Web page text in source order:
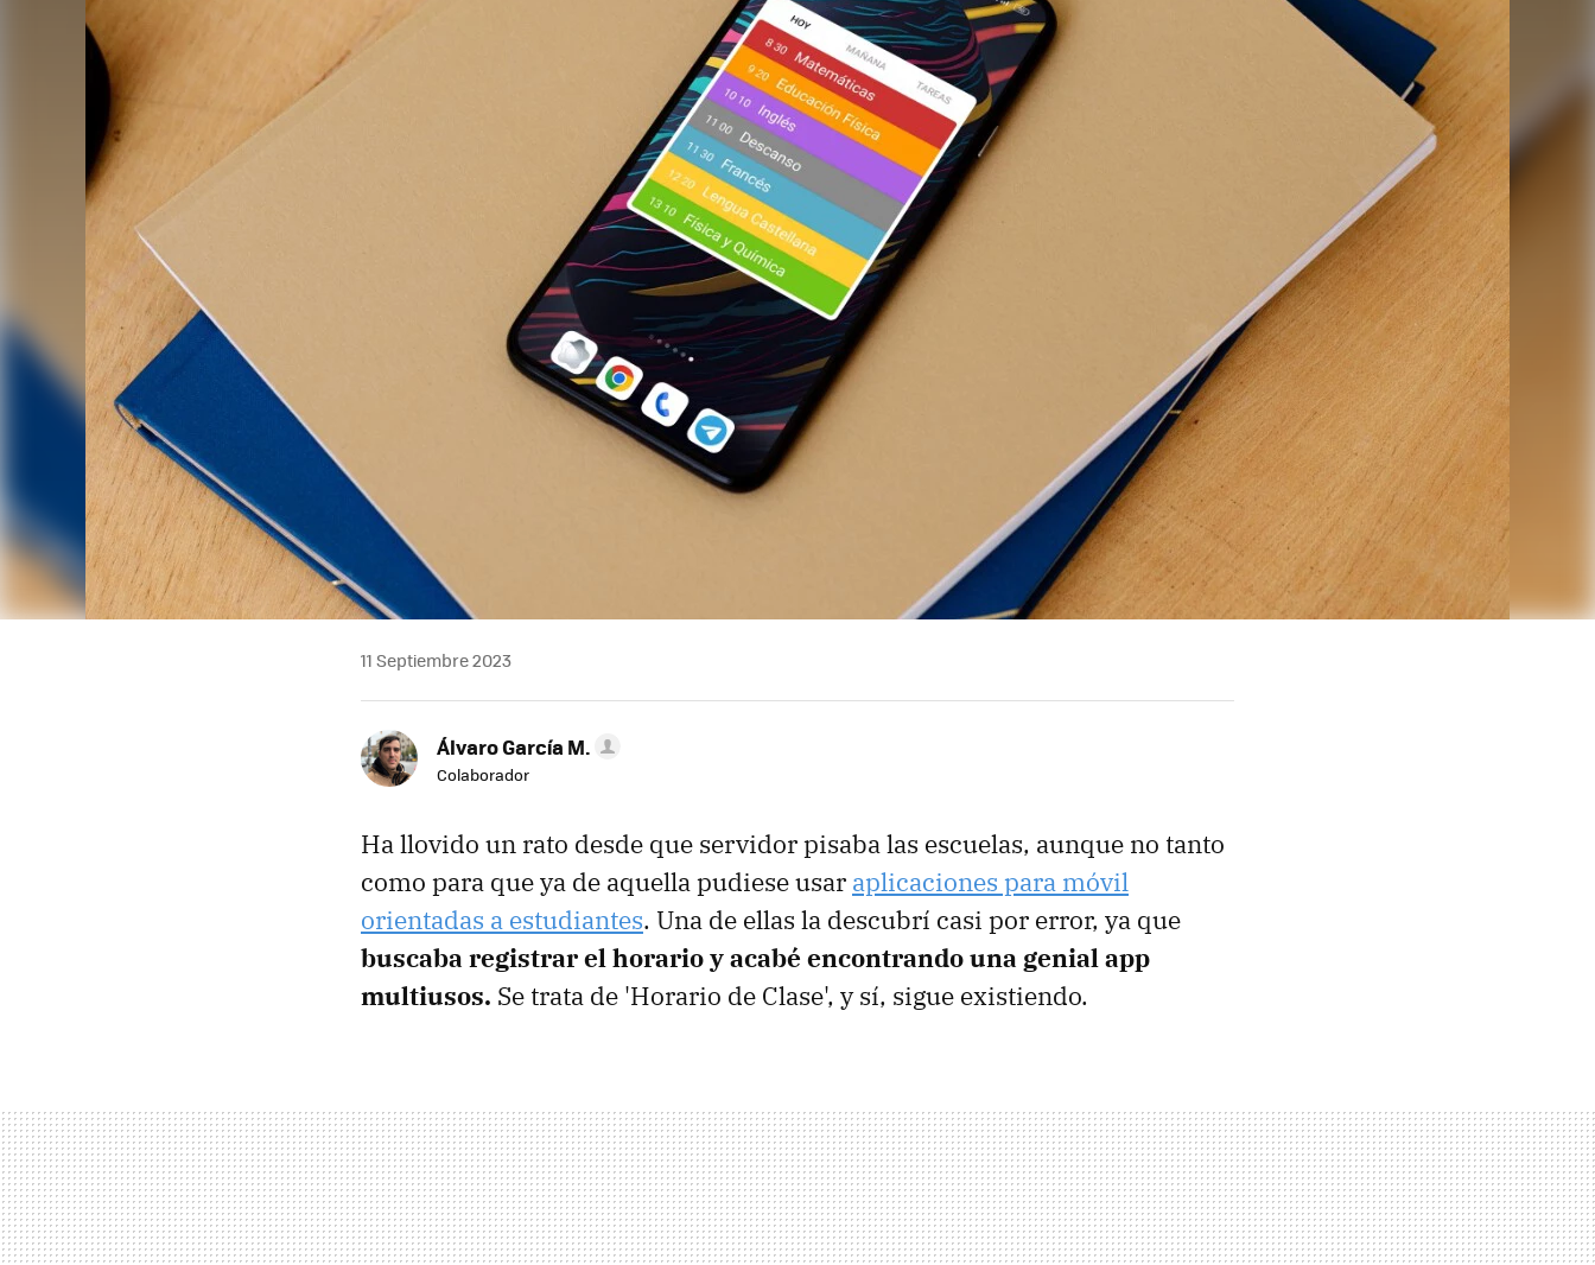
11 Septiembre 2023
Álvaro García M.
Colaborador
Ha llovido un rato desde que servidor pisaba las escuelas, aunque no tanto
como para que ya de aquella pudiese usar aplicaciones para móvil
orientadas a estudiantes. Una de ellas la descubrí casi por error, ya que
buscaba registrar el horario y acabé encontrando una genial app
multiusos. Se trata de 'Horario de Clase', y sí, sigue existiendo.